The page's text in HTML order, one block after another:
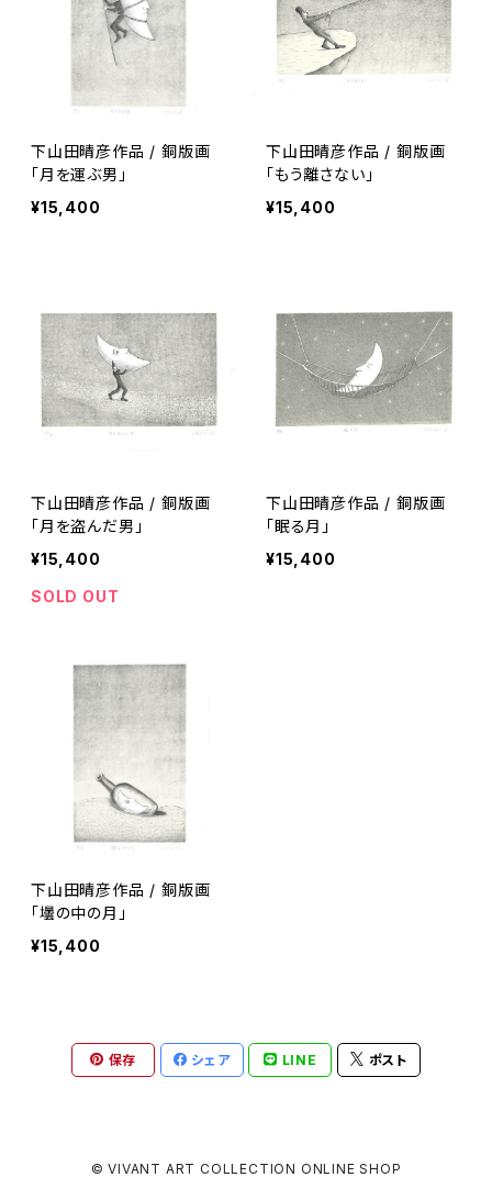
下山田晴彦作品 / 銅版画
「月を運ぶ男」
¥15,400
下山田晴彦作品 / 銅版画
「もう離さない」
¥15,400
下山田晴彦作品 / 銅版画
「月を盗んだ男」
¥15,400
SOLD OUT
下山田晴彦作品 / 銅版画
「眠る月」
¥15,400
下山田晴彦作品 / 銅版画
「壜の中の月」
¥15,400
保存 シェア LINE ポスト
© VIVANT ART COLLECTION ONLINE SHOP